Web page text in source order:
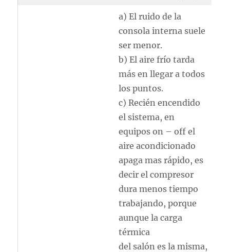
a) El ruido de la
consola interna suele
ser menor.
b) El aire frío tarda
más en llegar a todos
los puntos.
c) Recién encendido
el sistema, en
equipos on – off el
aire acondicionado
apaga mas rápido, es
decir el compresor
dura menos tiempo
trabajando, porque
aunque la carga
térmica
del salón es la misma,